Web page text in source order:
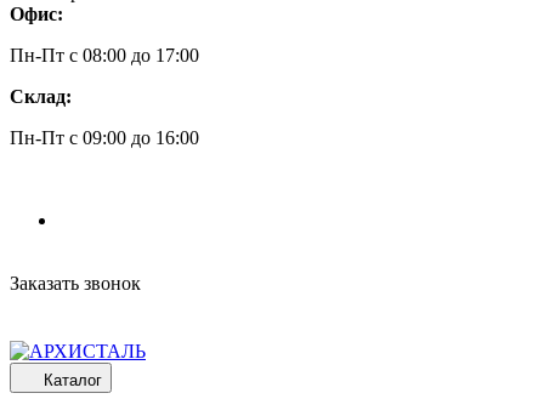
Офис:
Пн-Пт c 08:00 до 17:00
Склад:
Пн-Пт c 09:00 до 16:00
Заказать звонок
Каталог